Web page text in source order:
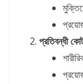
প্রতিবন্ধী